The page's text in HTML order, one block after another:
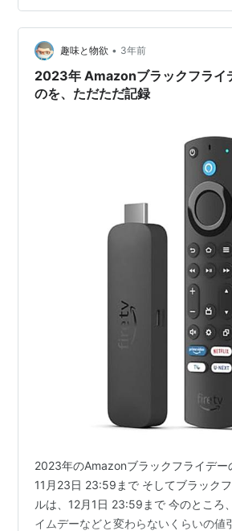
池を交換しても何も反応せず、テレビ
していました。 買い替えを考え…
趣味と物欲 • 3年前
2023年 Amazonブラックフライ
のを、ただただ記録
2023年のAmazonブラックフライデー
11月23日 23:59まで そしてブラック
ルは、12月1日 23:59まで 今のところ
イムデーなどと変わらないくらいの値